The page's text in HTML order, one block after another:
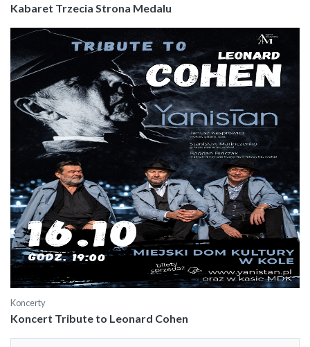
Kabaret Trzecia Strona Medalu
Koncerty
Koncert Tribute to Leonard Cohen